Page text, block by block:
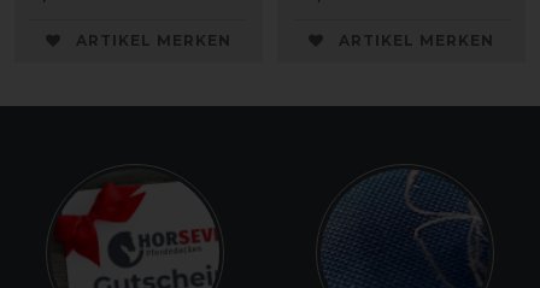
ARTIKEL MERKEN ARTIKEL MERKEN